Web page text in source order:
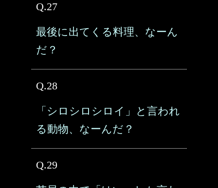
Q.27
最後に出てくる料理、なーん
だ？
Q.28
「シロシロシロイ」と言われ
る動物、なーんだ？
Q.29